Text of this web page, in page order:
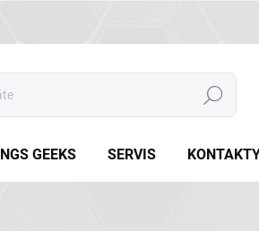
Hledat
NGS GEEKS SERVIS